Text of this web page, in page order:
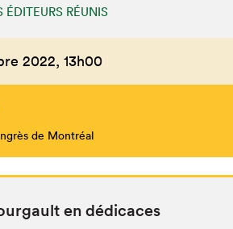
ÉDITEURS RÉUNIS
2022, 13h00
de Montréal
en dédicaces